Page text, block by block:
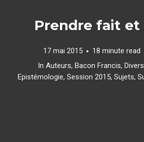
Prendre fait et
17 mai 2015 18 minute read
In Auteurs, Bacon Francis, Divers
Epistémologie, Session 2015, Sujets,